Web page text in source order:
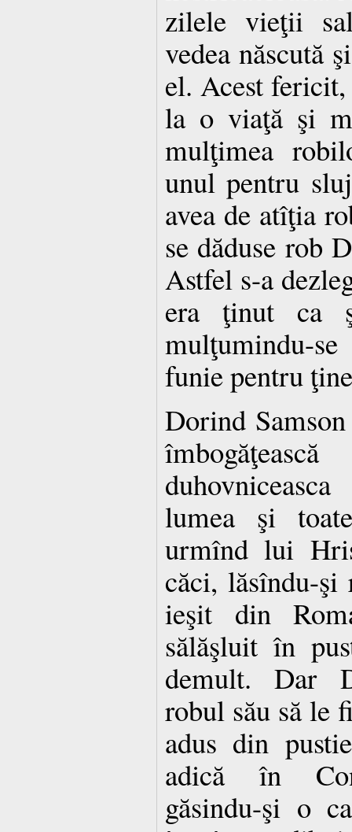
zilele vieţii
vedea născută
el. Acest fericit,
la o viaţă şi
mulţimea
unul pentru
avea de atîţia
se dăduse rob
Astfel s-a
era ţinut ca
mulţumindu-
funie pentru
Dorind
lumea şi
urmînd lui
căci, lăsîndu-
ieşit din
sălăşluit în
demult. Dar
robul său să le
adus din
adică în
găsindu-şi o